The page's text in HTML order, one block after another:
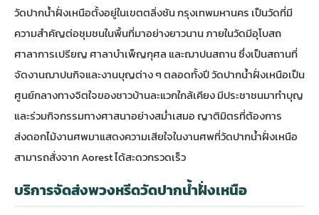
วัดปากน้ำฝั่งเหนือตั้งอยู่ในเขตตลิ่งชัน กรุงเทพมหานคร เป็นวัดที่มี
ความสำคัญต่อชุมชนในพื้นที่มาอย่างยาวนาน ภายในวัดมีอุโบสถ
ศาลาการเปรียญ ศาลาบำเพ็ญกุศล และฌาปนสถาน ซึ่งเป็นสถานที่
จัดงานฌาปนกิจและงานบุญต่าง ๆ ตลอดทั้งปี วัดปากน้ำฝั่งเหนือเป็น
ศูนย์กลางทางจิตใจของชาวบ้านละแวกใกล้เคียง มีประชาชนมาทำบุญ
และร่วมกิจกรรมทางศาสนาอย่างสม่ำเสมอ ญาติมิตรที่ต้องการ
ส่งดอกไม้งานศพมาแสดงความเสียใจในงานศพที่วัดปากน้ำฝั่งเหนือ
สามารถสั่งจาก Aorest ได้สะดวกรวดเร็ว
บริการจัดส่งพวงหรีดวัดปากน้ำฝั่งเหนือ